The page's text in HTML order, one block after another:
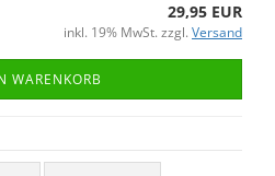
29,95 EUR
inkl. 19% MwSt. zzgl. Versand
WARENKORB